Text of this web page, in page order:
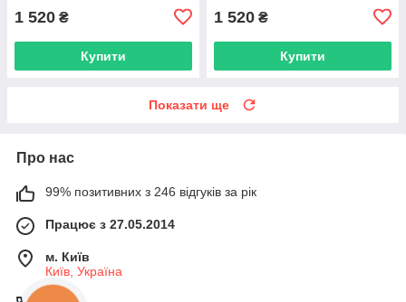
1 520 ₴
Купити
1 520 ₴
Купити
Показати ще
Про нас
99% позитивних з 246 відгуків за рік
Працює з 27.05.2014
м. Київ
Київ, Україна